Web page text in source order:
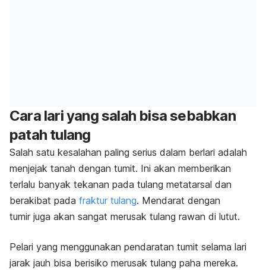
Cara lari yang salah bisa sebabkan
patah tulang
Salah satu kesalahan paling serius dalam berlari adalah
menjejak tanah dengan tumit. Ini akan memberikan
terlalu banyak tekanan pada tulang metatarsal dan
berakibat pada fraktur tulang. Mendarat dengan
tumir juga akan sangat merusak tulang rawan di lutut.
Pelari yang menggunakan pendaratan tumit selama lari
jarak jauh bisa berisiko merusak tulang paha mereka.